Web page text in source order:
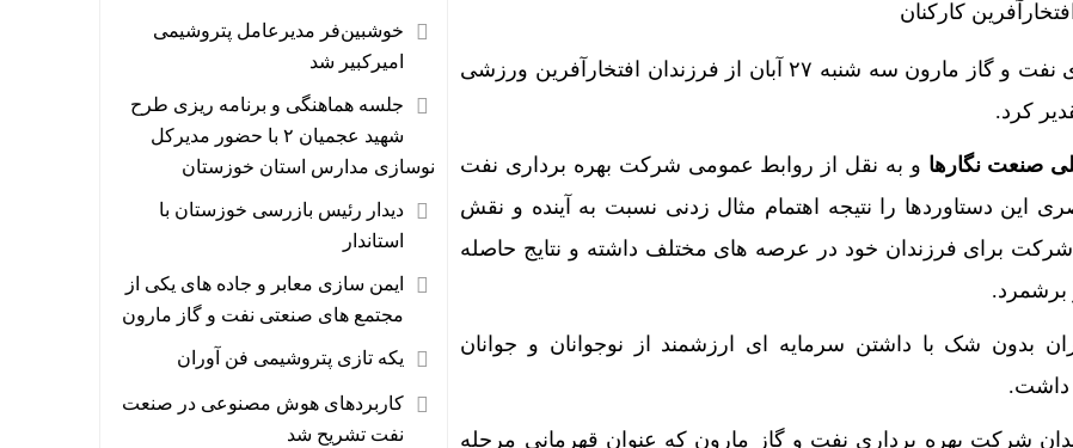
مدیرعامل شرکت بهره برداری نفت و گاز مارون سه شنبه ۲۷ آبان از فرزندان افتخارآفرین ورزشی
کرد.
صنعت نگارها و به نقل از روابط عمومی شرکت بهره برداری نفت
این دستاوردها را نتیجه اهتمام مثال زدنی نسبت به آینده و نقش
برای فرزندان خود در عرصه های مختلف داشته و نتایج حاصله
برشمرد.
بدون شک با داشتن سرمایه ای ارزشمند از نوجوانان و جوانان
داشت.
شرکت بهره برداری نفت و گاز مارون که عنوان قهرمانی مرحله
خوشبین‌فر مدیرعامل پتروشیمی
امیرکبیر شد
جلسه هماهنگی و برنامه ریزی طرح
شهید عجمیان ۲ با حضور مدیرکل
نوسازی مدارس استان خوزستان
دیدار رئیس بازرسی خوزستان با
استاندار
ایمن سازی معابر و جاده های یکی از
مجتمع های صنعتی نفت و گاز مارون
یکه تازی پتروشیمی فن آوران
کاربردهای هوش مصنوعی در صنعت
نفت تشریح شد